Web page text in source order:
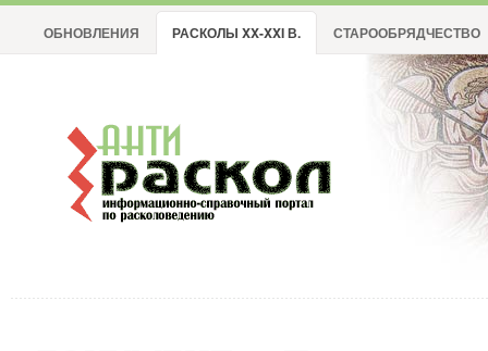
ОБНОВЛЕНИЯ РАСКОЛЫ XX-XXI В. СТАРООБРЯДЧЕСТВО